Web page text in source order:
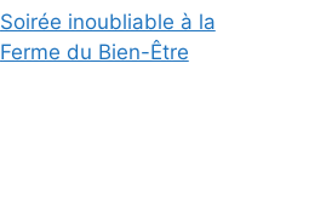
Soirée inoubliable à la
Ferme du Bien-Être